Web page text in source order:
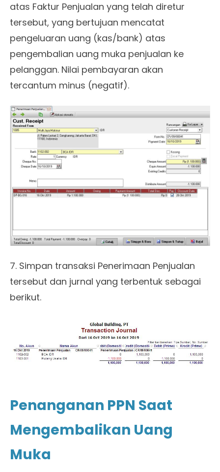
atas Faktur Penjualan yang telah diretur
tersebut, yang bertujuan mencatat
pengeluaran uang (kas/bank) atas
pengembalian uang muka penjualan ke
pelanggan. Nilai pembayaran akan
tercantum minus (negatif).
7. Simpan transaksi Penerimaan Penjualan
tersebut dan jurnal yang terbentuk sebagai
berikut.
Penanganan PPN Saat
Mengembalikan Uang
Muka